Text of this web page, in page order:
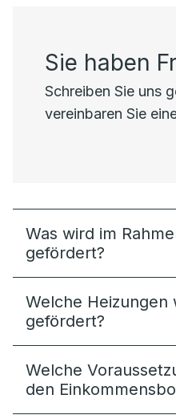
Sie haben
Schreiben Sie uns
vereinbaren Sie
Was wird im
gefördert?
Welche Heizungen
gefördert?
Welche
den